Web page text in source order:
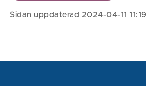
Sidan uppdaterad 2024-04-11 11:19